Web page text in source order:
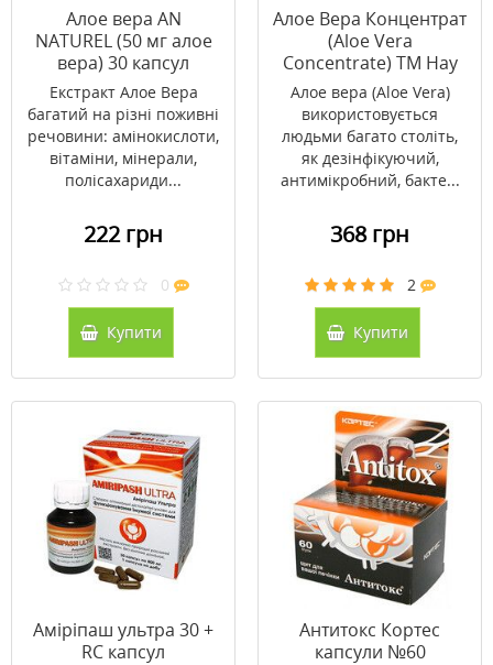
Алое вера AN
NATUREL (50 мг алое
вера) 30 капсул
Екстракт Алое Вера
багатий на різні поживні
речовини: амінокислоти,
вітаміни, мінерали,
полісахариди...
222 грн
0
Купити
Алое Вера Концентрат
(Aloe Vera
Concentrate) ТМ Нау
Фудс / Now Foods 118
мл
Алое вера (Aloe Vera)
використовується
людьми багато століть,
як дезінфікуючий,
антимікробний, бакте...
368 грн
2
Купити
Аміріпаш ультра 30 +
RC капсул
Антитокс Кортес
капсули №60